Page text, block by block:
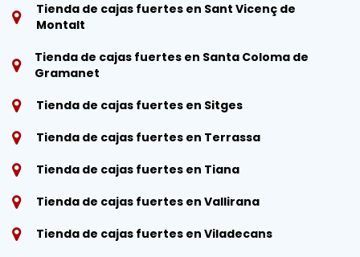
Tienda de cajas fuertes en Sant Vicenç de
Montalt
Tienda de cajas fuertes en Santa Coloma de
Gramanet
Tienda de cajas fuertes en Sitges
Tienda de cajas fuertes en Terrassa
Tienda de cajas fuertes en Tiana
Tienda de cajas fuertes en Vallirana
Tienda de cajas fuertes en Viladecans